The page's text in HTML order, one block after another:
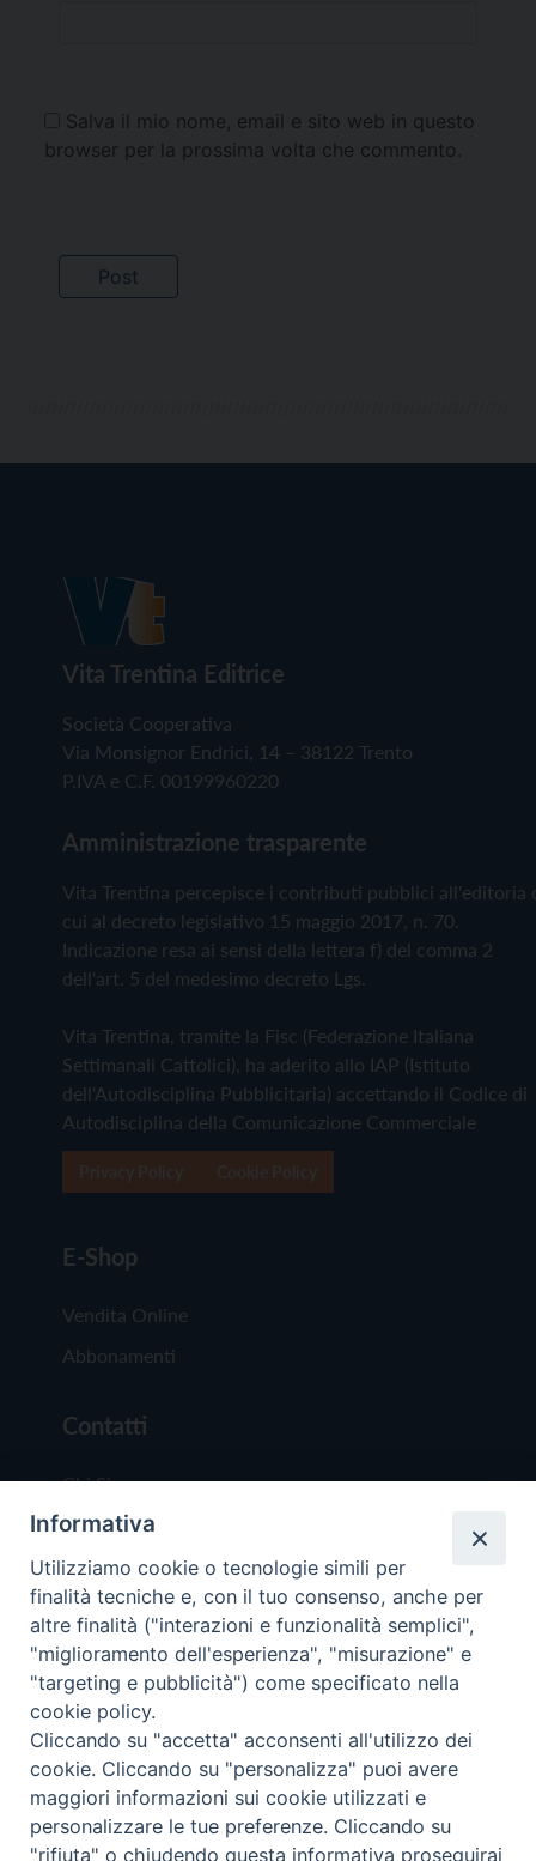
Salva il mio nome, email e sito web in questo
browser per la prossima volta che commento.
Vita Trentina Editrice
Società Cooperativa
Via Monsignor Endrici, 14 – 38122 Trento
P.IVA e C.F. 00199960220
Amministrazione trasparente
Vita Trentina percepisce i contributi pubblici all'editoria
cui al decreto legislativo 15 maggio 2017, n. 70.
Indicazione resa ai sensi della lettera f) del comma 2
dell'art. 5 del medesimo decreto Lgs.
Vita Trentina, tramite la Fisc (Federazione Italiana
Settimanali Cattolici), ha aderito allo IAP (Istituto
dell'Autodisciplina Pubblicitaria) accettando il Codice di
Autodisciplina della Comunicazione Commerciale
E-Shop
Vendita Online
Abbonamenti
Contatti
Chi Siamo
Redazione
Scrivici
Copyright © 2019 - Tutti i diritti riservati - Vita
Trentina Editrice
Privacy Policy
Torna
Informativa
Utilizziamo cookie o tecnologie simili per
finalità tecniche e, con il tuo consenso, anche per
altre finalità ("interazioni e funzionalità semplici",
"miglioramento dell'esperienza", "misurazione" e
"targeting e pubblicità") come specificato nella
cookie policy.
Cliccando su "accetta" acconsenti all'utilizzo dei
cookie. Cliccando su "personalizza" puoi avere
maggiori informazioni sui cookie utilizzati e
personalizzare le tue preferenze. Cliccando su
"rifiuta" o chiudendo questa informativa proseguirai